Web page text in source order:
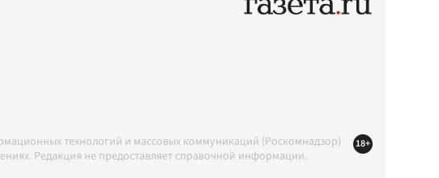
технологий и массовых коммуникаций (Роскомнадзор)
Редакция не предоставляет справочной информации.
18+